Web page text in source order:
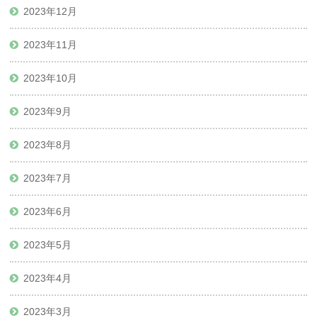
2023年12月
2023年11月
2023年10月
2023年9月
2023年8月
2023年7月
2023年6月
2023年5月
2023年4月
2023年3月